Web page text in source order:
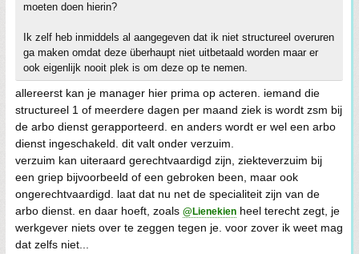
moeten doen hierin?
Ik zelf heb inmiddels al aangegeven dat ik niet structureel overuren
ga maken omdat deze überhaupt niet uitbetaald worden maar er
ook eigenlijk nooit plek is om deze op te nemen.
allereerst kan je manager hier prima op acteren. iemand die
structureel 1 of meerdere dagen per maand ziek is wordt zsm bij
de arbo dienst gerapporteerd. en anders wordt er wel een arbo
dienst ingeschakeld. dit valt onder verzuim.
verzuim kan uiteraard gerechtvaardigd zijn, ziekteverzuim bij
een griep bijvoorbeeld of een gebroken been, maar ook
ongerechtvaardigd. laat dat nu net de specialiteit zijn van de
arbo dienst. en daar hoeft, zoals @Lienekien heel terecht zegt, je
werkgever niets over te zeggen tegen je. voor zover ik weet mag
dat zelfs niet...